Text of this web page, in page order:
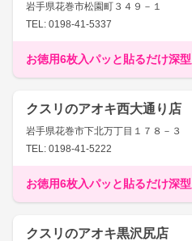
岩手県花巻市松園町３４９－１
TEL: 0198-41-5337
お徳用6枚入パッと貼るだけ深
クスリのアオキ西大通り店
岩手県花巻市下北万丁目１７８－３
TEL: 0198-41-5222
お徳用6枚入パッと貼るだけ深
クスリのアオキ黒沢尻店